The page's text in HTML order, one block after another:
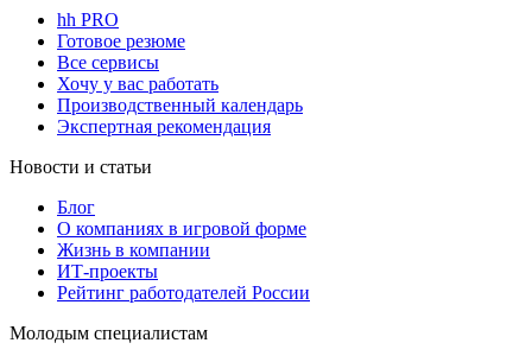
hh PRO
Готовое резюме
Все сервисы
Хочу у вас работать
Производственный календарь
Экспертная рекомендация
Новости и статьи
Блог
О компаниях в игровой форме
Жизнь в компании
ИТ-проекты
Рейтинг работодателей России
Молодым специалистам